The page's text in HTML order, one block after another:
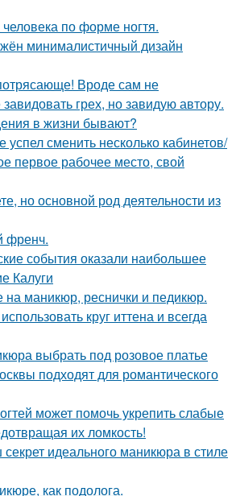
по форме ногтя.
минималистичный дизайн
Вроде сам не
грех, но завидую автору.
в жизни бывают?
успел сменить несколько кабинетов/
первое рабочее место, свой
но основной род деятельности из
френч.
события оказали наибольшее
Калуги
маникюр, реснички и педикюр.
круг иттена и всегда
выбрать под розовое платье
подходят для романтического
может помочь укрепить слабые
их ломкость!
идеального маникюра в стиле
как подолога.